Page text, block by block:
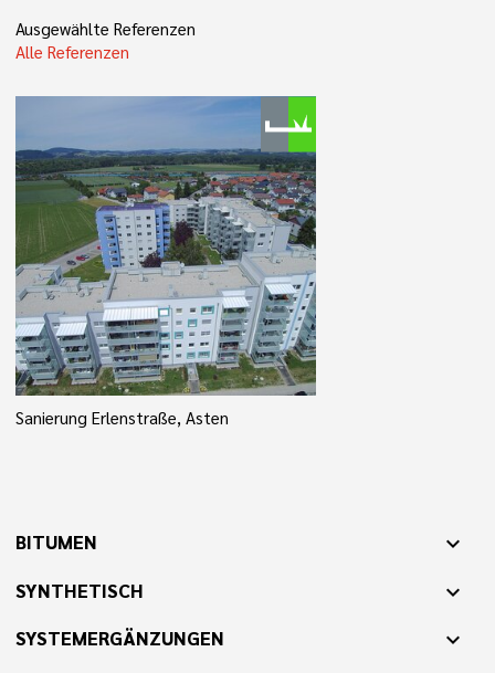
Ausgewählte Referenzen
Alle Referenzen
Sanierung Erlenstraße, Asten
BITUMEN expand_more
SYNTHETISCH expand_more
SYSTEMERGÄNZUNGEN expand_more